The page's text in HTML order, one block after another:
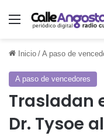
Menú
Inicio / A paso de
A paso de vencedores
Trasladan
Dr. Tysoe